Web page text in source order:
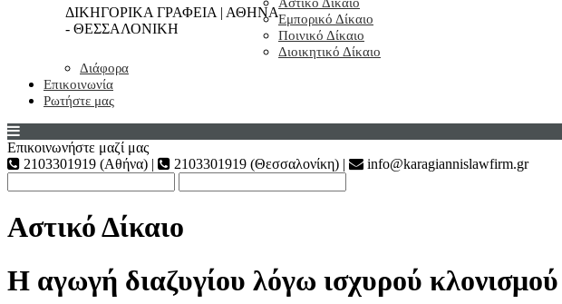
ΔΙΚΗΓΟΡΙΚΑ ΓΡΑΦΕΙΑ | ΑΘΗΝΑ
- ΘΕΣΣΑΛΟΝΙΚΗ
Εμπορικό Δίκαιο
Ποινικό Δίκαιο
Διοικητικό Δίκαιο
Διάφορα
Επικοινωνία
Ρωτήστε μας
Επικοινωνήστε μαζί μας
2103301919 (Αθήνα) |
2103301919 (Θεσσαλονίκη) | info@karagiannislawfirm.gr
Αστικό Δίκαιο
Η αγωγή διαζυγίου λόγω ισχυρού